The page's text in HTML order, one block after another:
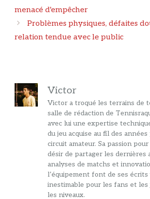
menacé d'empêcher
Problèmes physiques, défaites
relation tendue avec le public
Victor
Victor a troqué les terrains de
salle de rédaction de
avec lui une expertise
du jeu acquise au fil des années
circuit amateur. Sa passion
désir de partager les dernières
analyses de matchs et
l’équipement font de ses écrits
inestimable pour les fans et les
les niveaux.